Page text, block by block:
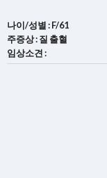
나이/성별 : F/61
주증상 : 질 출혈
임상소견 :